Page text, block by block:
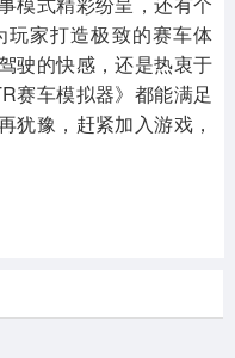
家打造极致的赛车体
驶的快感，还是热衷于
赛车模拟器》都能满足
犹豫，赶紧加入游戏，